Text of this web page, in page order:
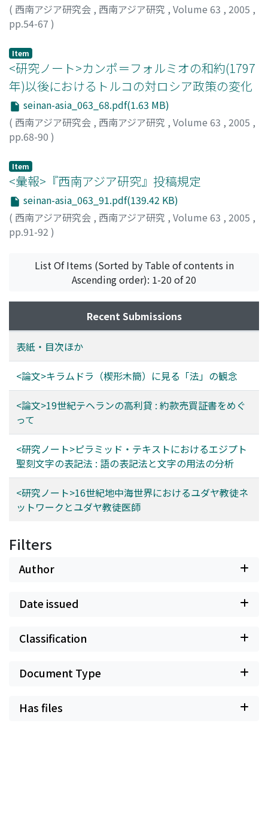
( 西南アジア研究会 , 西南アジア研究 , Volume 63 , 2005 ,
pp.54-67 )
Item
<研究ノート>カンポ＝フォルミオの和約(1797
年)以後におけるトルコの対ロシア政策の変化
seinan-asia_063_68.pdf(1.63 MB)
( 西南アジア研究会 , 西南アジア研究 , Volume 63 , 2005 ,
pp.68-90 )
Item
<彙報>『西南アジア研究』投稿規定
seinan-asia_063_91.pdf(139.42 KB)
( 西南アジア研究会 , 西南アジア研究 , Volume 63 , 2005 ,
pp.91-92 )
List Of Items (Sorted by Table of contents in
Ascending order): 1-20 of 20
Recent Submissions
表紙・目次ほか
<論文>キラムドラ（楔形木簡）に見る「法」の観念
<論文>19世紀テヘランの高利貸 : 約款売買証書をめぐ
って
<研究ノート>ピラミッド・テキストにおけるエジプト
聖刻文字の表記法 : 語の表記法と文字の用法の分析
<研究ノート>16世紀地中海世界におけるユダヤ教徒ネ
ットワークとユダヤ教徒医師
Filters
Author
Date issued
Classification
Document Type
Has files